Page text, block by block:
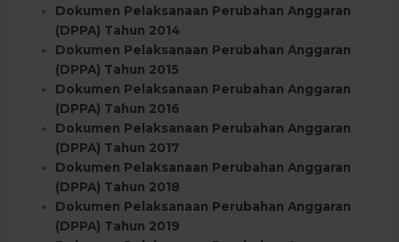
Dokumen Pelaksanaan Perubahan Anggaran
(DPPA) Tahun 2014
Dokumen Pelaksanaan Perubahan Anggaran
(DPPA) Tahun 2015
Dokumen Pelaksanaan Perubahan Anggaran
(DPPA) Tahun 2016
Dokumen Pelaksanaan Perubahan Anggaran
(DPPA) Tahun 2017
Dokumen Pelaksanaan Perubahan Anggaran
(DPPA) Tahun 2018
Dokumen Pelaksanaan Perubahan Anggaran
(DPPA) Tahun 2019